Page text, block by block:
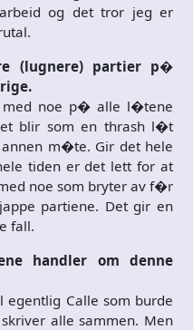
og det tror jeg er
(lugnere) partier p�
noe p� alle l�tene
blir som en thrash l�t
m�te. Gir det hele
tiden er det lett for at
noe som bryter av f�r
partiene. Det gir en
fall.
handler om denne
egentlig Calle som burde
alle sammen. Men